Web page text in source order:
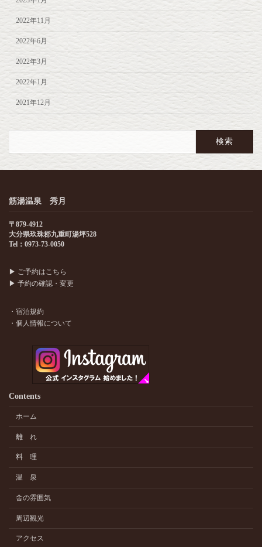
2022年11月
2022年6月
2022年3月
2022年1月
2021年12月
筋湯温泉 秀月
〒879-4912
大分県玖珠郡九重町湯坪528
Tel：0973-73-0050
▶ ご予約はこちら
▶ 予約の確認・変更
・宿泊規約
・個人情報について
Contents
ホーム
離 れ
料 理
温 泉
舎の雰囲気
周辺観光
アクセス